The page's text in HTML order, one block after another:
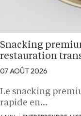
Snacking
restauration
07 AOÛT 2026
Le snacking
rapide en…